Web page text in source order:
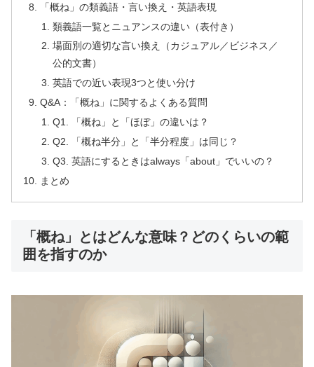
「概ね」の類義語・言い換え・英語表現
類義語一覧とニュアンスの違い（表付き）
場面別の適切な言い換え（カジュアル／ビジネス／
公的文書）
英語での近い表現3つと使い分け
Q&A：「概ね」に関するよくある質問
Q1. 「概ね」と「ほぼ」の違いは？
Q2. 「概ね半分」と「半分程度」は同じ？
Q3. 英語にするときはalways「about」でいいの？
まとめ
「概ね」とはどんな意味？どのくらいの範
囲を指すのか